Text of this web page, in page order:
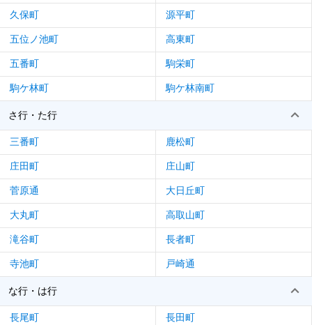
久保町 源平町
五位ノ池町 高東町
五番町 駒栄町
駒ケ林町 駒ケ林南町
さ行・た行
三番町 鹿松町
庄田町 庄山町
菅原通 大日丘町
大丸町 高取山町
滝谷町 長者町
寺池町 戸崎通
な行・は行
長尾町 長田町